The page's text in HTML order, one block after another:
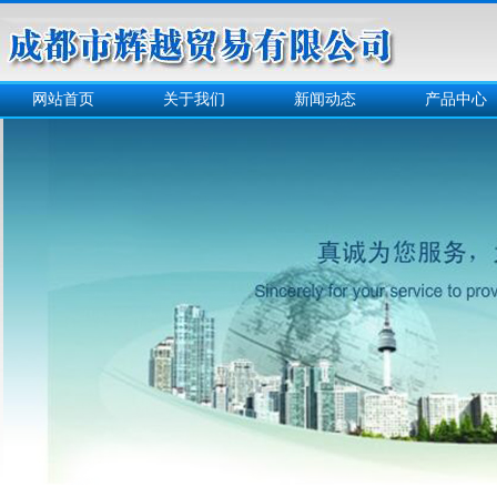
网站首页 关于我们 新闻动态 产品中心